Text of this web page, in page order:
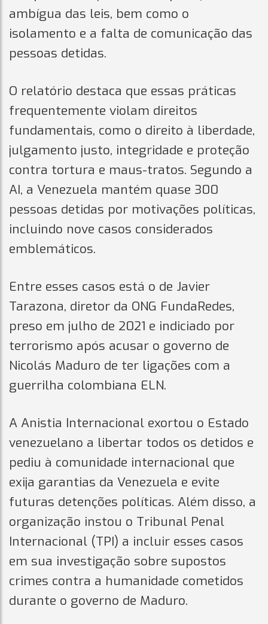
ambígua das leis, bem como o
isolamento e a falta de comunicação das
pessoas detidas.
O relatório destaca que essas práticas
frequentemente violam direitos
fundamentais, como o direito à liberdade,
julgamento justo, integridade e proteção
contra tortura e maus-tratos. Segundo a
AI, a Venezuela mantém quase 300
pessoas detidas por motivações políticas,
incluindo nove casos considerados
emblemáticos.
Entre esses casos está o de Javier
Tarazona, diretor da ONG FundaRedes,
preso em julho de 2021 e indiciado por
terrorismo após acusar o governo de
Nicolás Maduro de ter ligações com a
guerrilha colombiana ELN.
A Anistia Internacional exortou o Estado
venezuelano a libertar todos os detidos e
pediu à comunidade internacional que
exija garantias da Venezuela e evite
futuras detenções políticas. Além disso, a
organização instou o Tribunal Penal
Internacional (TPI) a incluir esses casos
em sua investigação sobre supostos
crimes contra a humanidade cometidos
durante o governo de Maduro.